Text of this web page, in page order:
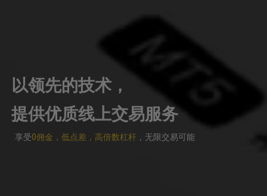
以领先的技术，
提供优质线上交易服务
享受0佣金，低点差，高倍数杠杆 ，无限交易可能